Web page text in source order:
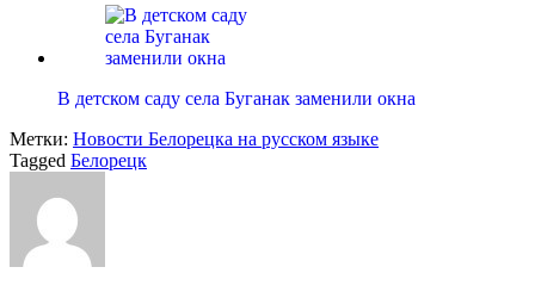
В детском саду села Буганак заменили окна
Метки: Новости Белорецка на русском языке
Tagged Белорецк